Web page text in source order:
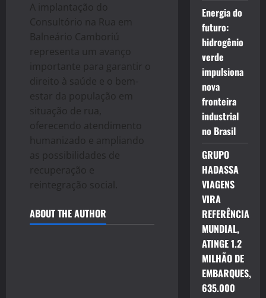
A implantação do
Consultório na Rua em
Balneário Camboriú
representa um avanço
importante para garantir o
direito à saúde e o bem-
estar da população em
situação de rua,
oferecendo atendimento
humanizado e ampliando
as possibilidades de
recuperação e
reintegração social.
ABOUT THE AUTHOR
Energia do
futuro:
hidrogênio
verde
impulsiona
nova
fronteira
industrial
no Brasil
GRUPO
HADASSA
VIAGENS
VIRA
REFERÊNCIA
MUNDIAL,
ATINGE 1.2
MILHÃO DE
EMBARQUES,
635.000